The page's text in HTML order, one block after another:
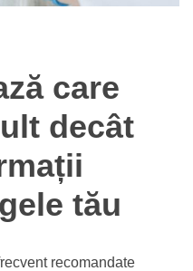
care
decât
tău
recomandate